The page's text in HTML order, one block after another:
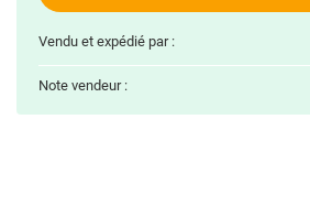
Vendu et expédié par :
Note vendeur :